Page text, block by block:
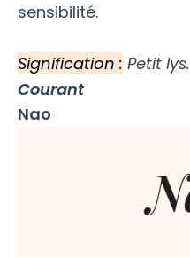
sensibilité.
Signification : Petit lys.
Courant
Nao